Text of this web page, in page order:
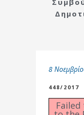
8
448/2017